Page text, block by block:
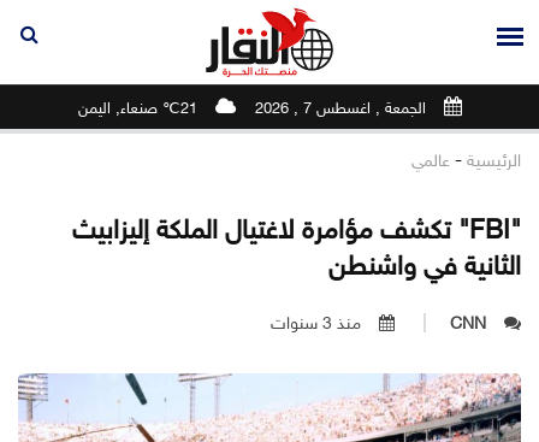
الجمعة , اغسطس 7 , 2026 21℃ صنعاء, اليمن
الرئيسية - عالمي
"FBI" تكشف مؤامرة لاغتيال الملكة إليزابيث
الثانية في واشنطن
CNN منذ 3 سنوات